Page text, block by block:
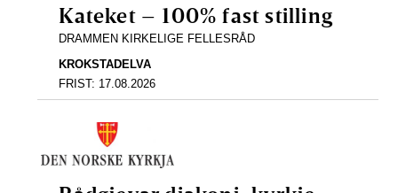
Kateket – 100% fast stilling
DRAMMEN KIRKELIGE FELLESRÅD
KROKSTADELVA
FRIST: 17.08.2026